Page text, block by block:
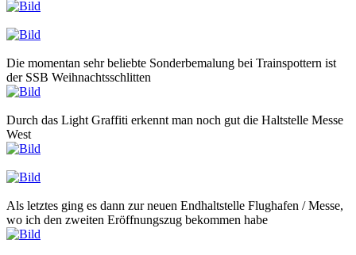
Die momentan sehr beliebte Sonderbemalung bei Trainspottern ist
der SSB Weihnachtsschlitten
Durch das Light Graffiti erkennt man noch gut die Haltstelle Messe
West
Als letztes ging es dann zur neuen Endhaltstelle Flughafen / Messe,
wo ich den zweiten Eröffnungszug bekommen habe